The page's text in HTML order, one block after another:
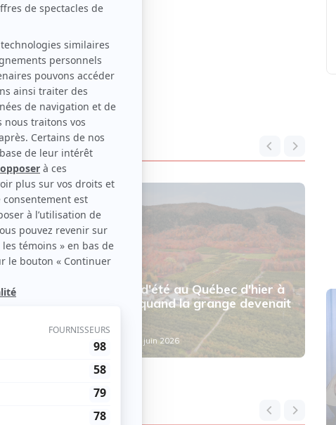
à
Nouvelles
Les théâtres d'été au Québec d'hier à
aujourd'hui : quand la grange devenait
Ève Christian | 29 juin 2026